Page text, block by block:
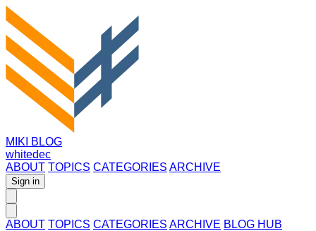
MIKI BLOG
whitedec
ABOUT TOPICS CATEGORIES ARCHIVE
Sign in
ABOUT TOPICS CATEGORIES ARCHIVE BLOG HUB